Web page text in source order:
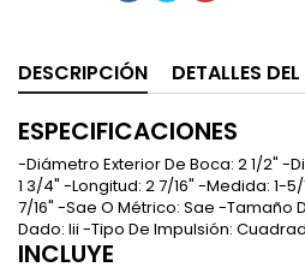
DESCRIPCIÓN DETALLES
ESPECIFICACIONES
-Diámetro Exterior De Boca: 2 1/2" -
1 3/4" -Longitud: 2 7/16" -Medida: 1-
7/16" -Sae O Métrico: Sae -Tamaño
Dado: Iii -Tipo De Impulsión:
INCLUYE